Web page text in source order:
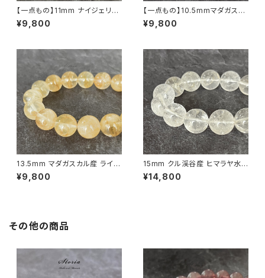
【一点もの】11mm ナイジェリア
産 クンツァイト（リシア輝石）ブ
レスレット【鑑別済み】
¥9,800
【一点もの】10.5mmマダガスカ
ル産 虹入り アイリスローズクォ
ーツ ブレスレット 【鑑別済み】
¥9,800
13.5mm マダガスカル産 ライモ
ナイトインクォーツ ブレスレット
【画像現物】
¥9,800
15mm クル渓谷産 ヒマラヤ水
晶 ブレスレット 微細な虹・ライ
モナイト入り【画像現物】
¥14,800
その他の商品